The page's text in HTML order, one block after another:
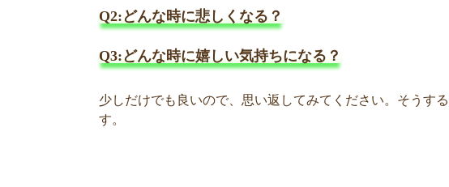
Q2:どんな時に悲しくなる？
Q3:どんな時に嬉しい気持ちになる？
少しだけでも良いので、思い返してみてください。そうす
す。